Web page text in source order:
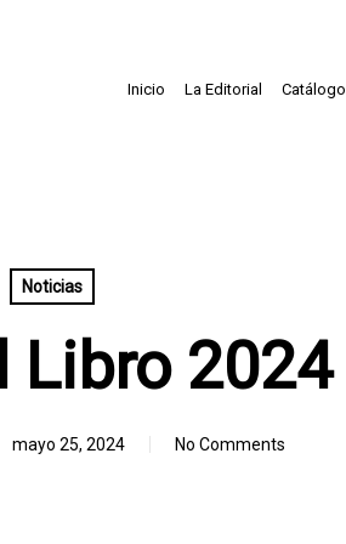
Inicio La Editorial Catálogo
Noticias
Libro 2024
mayo 25, 2024 No Comments